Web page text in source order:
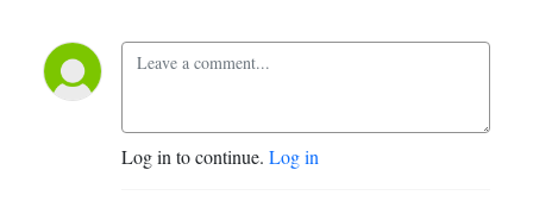
Log in to continue. Log in